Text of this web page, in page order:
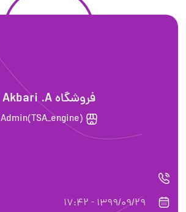
فروشگاه Akbari .A
Admin(TSA_engine)
1399/09/29 - 17:42